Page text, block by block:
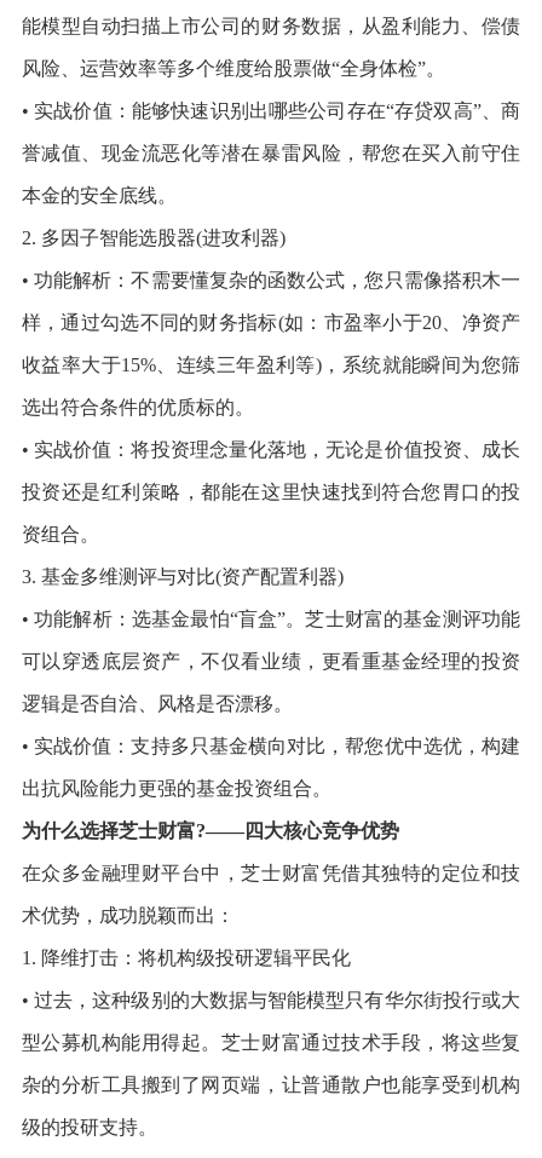
能模型自动扫描上市公司的财务数据，从盈利能力、偿债
风险、运营效率等多个维度给股票做“全身体检”。
• 实战价值：能够快速识别出哪些公司存在“存贷双高”、商
誉减值、现金流恶化等潜在暴雷风险，帮您在买入前守住
本金的安全底线。
2. 多因子智能选股器(进攻利器)
• 功能解析：不需要懂复杂的函数公式，您只需像搭积木一
样，通过勾选不同的财务指标(如：市盈率小于20、净资产
收益率大于15%、连续三年盈利等)，系统就能瞬间为您筛
选出符合条件的优质标的。
• 实战价值：将投资理念量化落地，无论是价值投资、成长
投资还是红利策略，都能在这里快速找到符合您胃口的投
资组合。
3. 基金多维测评与对比(资产配置利器)
• 功能解析：选基金最怕“盲盒”。芝士财富的基金测评功能
可以穿透底层资产，不仅看业绩，更看重基金经理的投资
逻辑是否自洽、风格是否漂移。
• 实战价值：支持多只基金横向对比，帮您优中选优，构建
出抗风险能力更强的基金投资组合。
为什么选择芝士财富?——四大核心竞争优势
在众多金融理财平台中，芝士财富凭借其独特的定位和技
术优势，成功脱颖而出：
1. 降维打击：将机构级投研逻辑平民化
• 过去，这种级别的大数据与智能模型只有华尔街投行或大
型公募机构能用得起。芝士财富通过技术手段，将这些复
杂的分析工具搬到了网页端，让普通散户也能享受到机构
级的投研支持。